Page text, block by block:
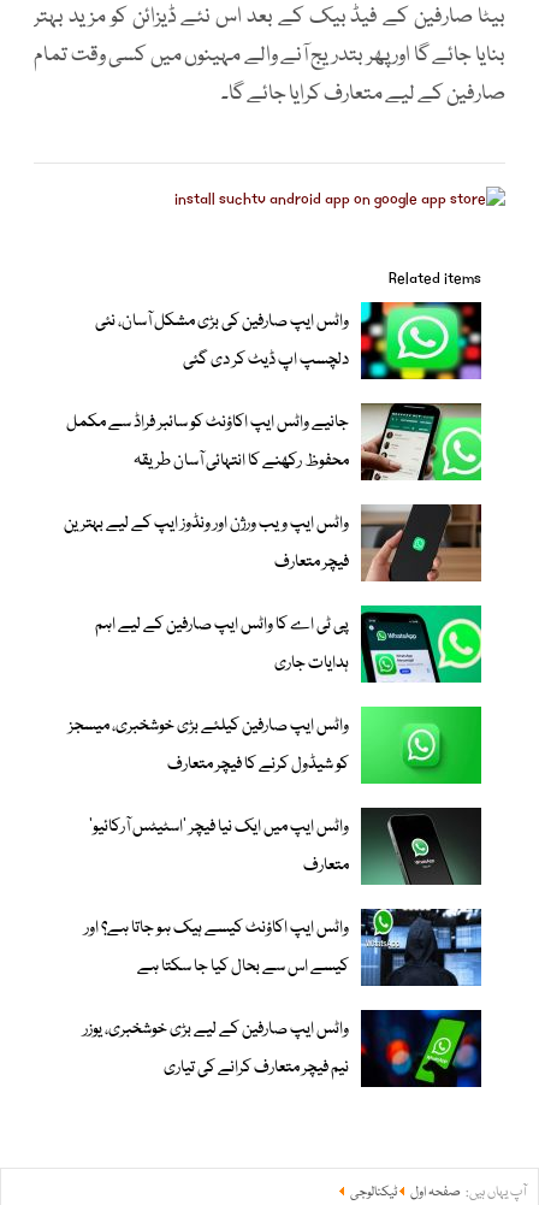
بیٹا صارفین کے فیڈ بیک کے بعد اس نئے ڈیزائن کو مزید بہتر
بنایا جائے گا اور پھر بتدریج آنے والے مہینوں میں کسی وقت تمام
صارفین کے لیے متعارف کرایا جائے گا۔
Related items
واٹس ایپ صارفین کی بڑی مشکل آسان، نئی
دلچسپ اپ ڈیٹ کر دی گئی
جانیے واٹس ایپ اکاؤنٹ کو سائبر فراڈ سے مکمل
محفوظ رکھنے کا انتہائی آسان طریقہ
واٹس ایپ ویب ورژن اور ونڈوز ایپ کے لیے بہترین
فیچر متعارف
پی ٹی اے کا واٹس ایپ صارفین کے لیے اہم
ہدایات جاری
واٹس ایپ صارفین کیلئے بڑی خوشخبری، میسجز
کو شیڈول کرنے کا فیچر متعارف
واٹس ایپ میں ایک نیا فیچر ’اسٹیٹس آرکائیو‘
متعارف
واٹس ایپ اکاؤنٹ کیسے ہیک ہو جاتا ہے؟ اور
کیسے اس سے بحال کیا جا سکتا ہے
واٹس ایپ صارفین کے لیے بڑی خوشخبری، یوزر
نیم فیچر متعارف کرانے کی تیاری
آپ یہاں ہیں: صفحہ اول ٹیکنالوجی